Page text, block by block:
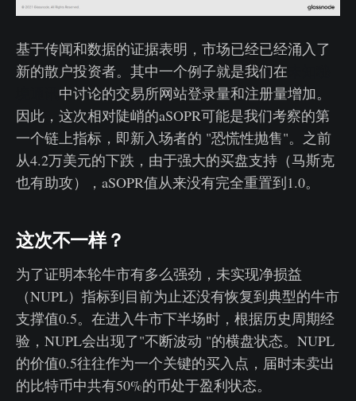
基于传闻和数据的证据表明，市场已经已经涌入了
新的散户投资者。其中一个例子就是我们在
中讨论的交易所网站登录量和注册量增加。
因此，这次相对陡峭的aSOPR可能是我们考察的第
一个链上指标，即新入场者的 "恐慌性抛售"。之前
从4.2万美元的下跌，由于强大的买盘支持（马斯克
也有助攻），aSOPR值从来没有完全重置到1.0。
这次不一样？
为了证明本轮牛市有多么强劲，未实现净损益
（NUPL）指标到目前为止还没有恢复到典型的牛市
支撑值0.5。在进入牛市下半场时，根据历史周期经
验，NUPL会出现了"不断波动 "的横盘状态。NUPL
的价值0.5往往作为一个关键的买入点，届时未卖出
的比特币中共有50%的币处于盈利状态。